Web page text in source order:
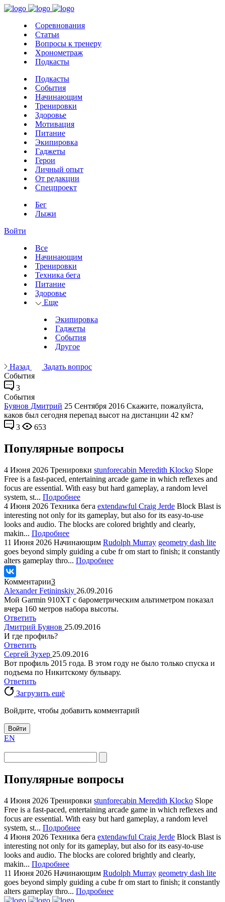
Соревнования
Статьи
Вопросы к тренеру
Хронометраж
Подкасты
Подкасты
События
Начинающим
Тренировки
Здоровье
Мотивация
Питание
Экипировка
Гаджеты
Герои
Личный опыт
От редакции
Спецпроект
Бег
Лыжи
Войти
Все
Начинающим
Тренировки
Техника бега
Питание
Здоровье
Еще
Экипировка
Гаджеты
События
Другое
Назад
Задать вопрос
События
3
События
Буянов Дмитрий 25 Сентября 2016 Скажите, пожалуйста,
каков был сегодня перепад высот на дистанции 42 км?
3
653
Популярные вопросы
4 Июня 2026 Тренировки stunforecabin Meredith Klocko Slope
Free is a fast-paced, entertaining arcade game in which reflexes and
focus are essential. With easy but hard gameplay, a random level
system, st... Подробнее
4 Июня 2026 Техника бега extendawful Craig Jerde Block Blast is
interesting not only for its gameplay, but also for its easy-to-use
looks and audio. The blocks are colored brightly and clearly,
makin... Подробнее
11 Июня 2026 Начинающим Rudolph Murray geometry dash lite
goes beyond simply guiding a cube fr om start to finish; it constantly
alters gameplay thro... Подробнее
Комментарии3
Alexander Fetininskiy 26.09.2016
Мой Garmin 910XT с барометрическим альтиметром показал
вчера 160 метров набора высоты.
Ответить
Дмитрий Буянов 25.09.2016
И где профиль?
Ответить
Сергей Зухер 25.09.2016
Вот профиль 2015 года. В этом году не было только спуска и
подъема по Никитскому бульвару.
Ответить
Загрузить ещё
Войдите, чтобы добавить комментарий
Войти
EN
Популярные вопросы
4 Июня 2026 Тренировки stunforecabin Meredith Klocko Slope
Free is a fast-paced, entertaining arcade game in which reflexes and
focus are essential. With easy but hard gameplay, a random level
system, st... Подробнее
4 Июня 2026 Техника бега extendawful Craig Jerde Block Blast is
interesting not only for its gameplay, but also for its easy-to-use
looks and audio. The blocks are colored brightly and clearly,
makin... Подробнее
11 Июня 2026 Начинающим Rudolph Murray geometry dash lite
goes beyond simply guiding a cube fr om start to finish; it constantly
alters gameplay thro... Подробнее